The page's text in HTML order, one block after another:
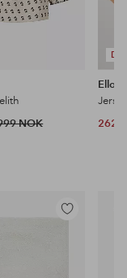
NOK
Ellos
262
Legg